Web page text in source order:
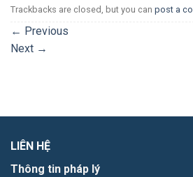
Trackbacks are closed, but you can post a
← Previous
Next →
LIÊN HỆ
Thông tin pháp lý